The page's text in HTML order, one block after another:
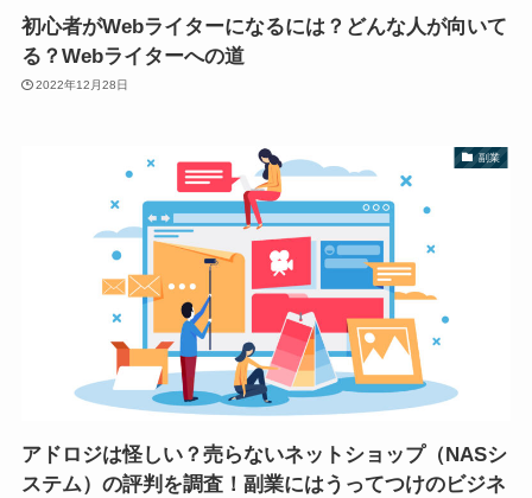
初心者がWebライターになるには？どんな人が向いて
る？Webライターへの道
2022年12月28日
副業
アドロジは怪しい？売らないネットショップ（NASシ
ステム）の評判を調査！副業にはうってつけのビジネ